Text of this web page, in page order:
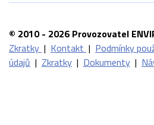
© 2010 - 2026 Provozovatel
Zkratky | Kontakt | Podmínky
údajů | Zkratky | Dokumenty |